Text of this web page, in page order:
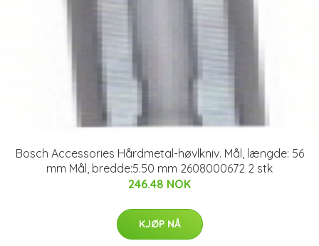
Bosch Accessories Hårdmetal-høvlkniv. Mål, længde: 56
mm Mål, bredde:5.50 mm 2608000672 2 stk
246.48 NOK
KJØP NÅ